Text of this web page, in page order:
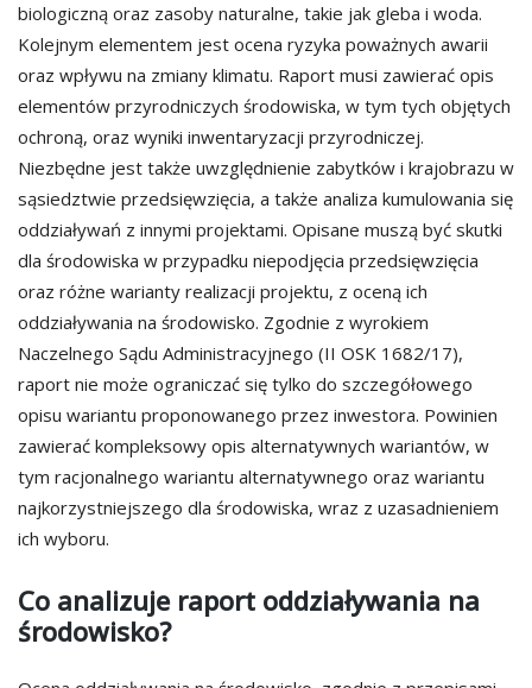
biologiczną oraz zasoby naturalne, takie jak gleba i woda.
Kolejnym elementem jest ocena ryzyka poważnych awarii
oraz wpływu na zmiany klimatu. Raport musi zawierać opis
elementów przyrodniczych środowiska, w tym tych objętych
ochroną, oraz wyniki inwentaryzacji przyrodniczej.
Niezbędne jest także uwzględnienie zabytków i krajobrazu w
sąsiedztwie przedsięwzięcia, a także analiza kumulowania się
oddziaływań z innymi projektami. Opisane muszą być skutki
dla środowiska w przypadku niepodjęcia przedsięwzięcia
oraz różne warianty realizacji projektu, z oceną ich
oddziaływania na środowisko. Zgodnie z wyrokiem
Naczelnego Sądu Administracyjnego (II OSK 1682/17),
raport nie może ograniczać się tylko do szczegółowego
opisu wariantu proponowanego przez inwestora. Powinien
zawierać kompleksowy opis alternatywnych wariantów, w
tym racjonalnego wariantu alternatywnego oraz wariantu
najkorzystniejszego dla środowiska, wraz z uzasadnieniem
ich wyboru.
Co analizuje raport oddziaływania na
środowisko?